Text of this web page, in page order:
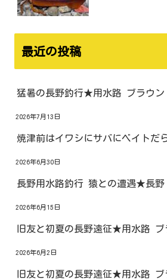
最近の投稿
猛暑の長野釣行★用水路 ブラウン
2026年7月13日
焼津前はイワシにサバにベイトだ
2026年6月30日
長野用水路釣行 猿との遭遇★長野
2026年6月15日
旧友と初夏の長野遠征★用水路
2026年6月2日
旧友と初夏の長野遠征★用水路 ブ